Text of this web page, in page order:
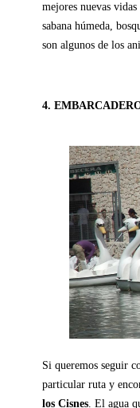
mejores nuevas
sabana húmeda,
son algunos de los
4.
Si queremos seguir
particular ruta y
los Cisnes . El agua